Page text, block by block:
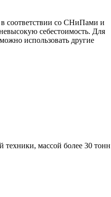
соответствии со СНиПами и
себестоимость. Для
использовать другие
техники, массой более 30 тонн